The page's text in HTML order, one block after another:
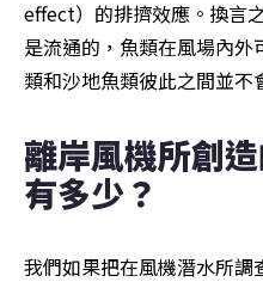
effect）的排擠效應。換言
是流通的，魚類在風場內
類和沙地魚類彼此之間並不
離岸風機所創
有多少？
我們如果把在風機潛水所